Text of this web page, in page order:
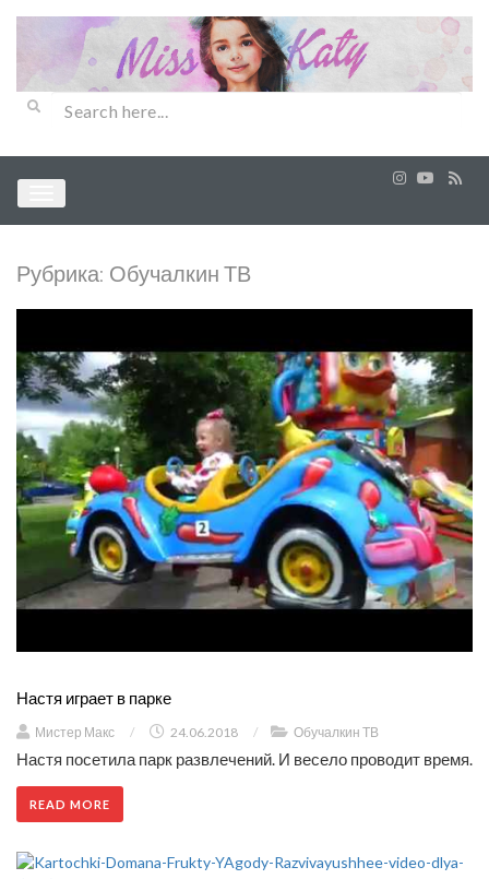
Рубрика: Обучалкин ТВ
Настя играет в парке
Мистер Макс / 24.06.2018 / Обучалкин ТВ
Настя посетила парк развлечений. И весело проводит время.
READ MORE